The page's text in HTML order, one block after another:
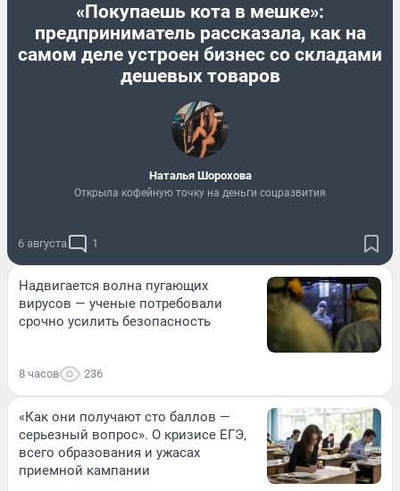
«Покупаешь кота в мешке»:
предприниматель рассказала, как на
самом деле устроен бизнес со складами
дешевых товаров
Наталья Шорохова
Открыла кофейную точку на деньги соцразвития
6 августа 1
Надвигается волна пугающих
вирусов — ученые потребовали
срочно усилить безопасность
8 часов 236
«Как они получают сто баллов —
серьезный вопрос». О кризисе ЕГЭ,
всего образования и ужасах
приемной кампании